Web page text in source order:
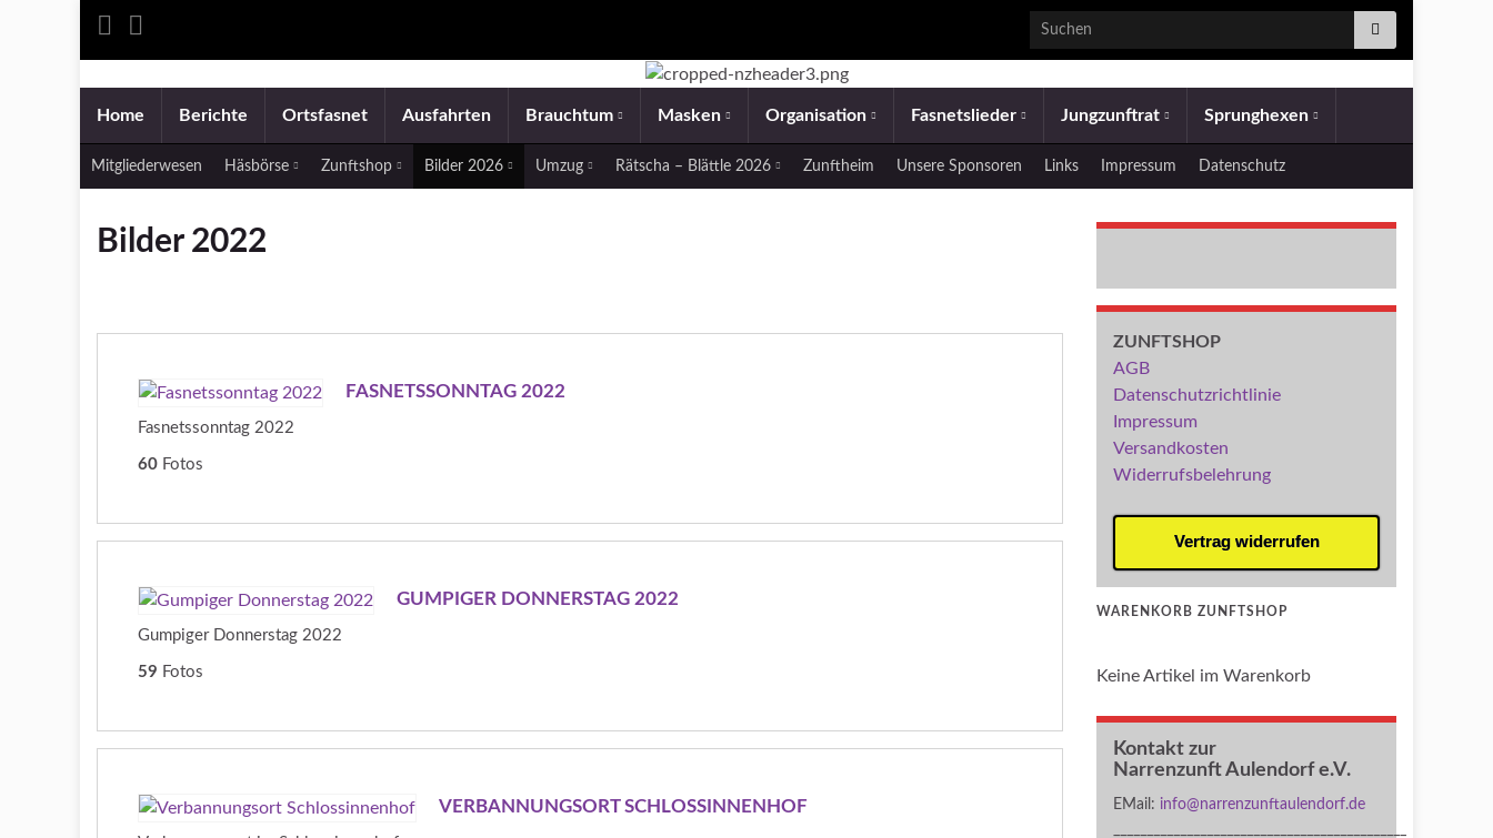
Search for:
Home Berichte Ortsfasnet Ausfahrten Brauchtum Masken Organisation Fasnetslieder Jungzunftrat Sprunghexen
Mitgliederwesen Häsbörse Zunftshop Bilder 2026 Umzug Rätscha – Blättle 2026 Zunftheim Unsere Sponsoren Links Impressum Datenschutz
Bilder 2022
FASNETSSONNTAG 2022
Fasnetssonntag 2022
60 Fotos
GUMPIGER DONNERSTAG 2022
Gumpiger Donnerstag 2022
59 Fotos
VERBANNUNGSORT SCHLOSSINNENHOF
ZUNFTSHOP
AGB
Datenschutzrichtlinie
Impressum
Versandkosten
Widerrufsbelehrung
Vertrag widerrufen
WARENKORB ZUNFTSHOP
Keine Artikel im Warenkorb
Kontakt zur
Narrenzunft Aulendorf e.V.
EMail: info@narrenzunftaulendorf.de